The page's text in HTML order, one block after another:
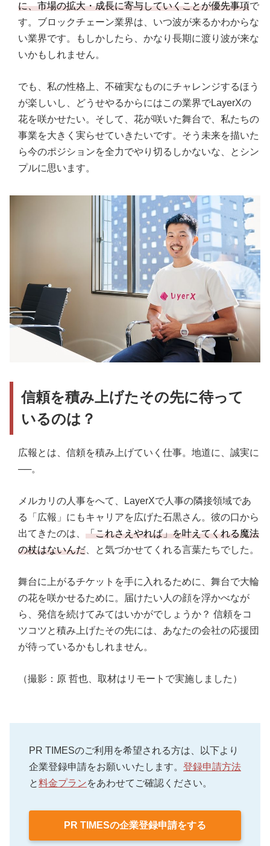
に、市場の拡大・成長に寄与していくことが優先事項で
す。ブロックチェーン業界は、いつ波が来るかわからな
い業界です。もしかしたら、かなり長期に渡り波が来な
いかもしれません。
でも、私の性格上、不確実なものにチャレンジするほう
が楽しいし、どうせやるからにはこの業界でLayerXの
花を咲かせたい。そして、花が咲いた舞台で、私たちの
事業を大きく実らせていきたいです。そう未来を描いた
ら今のポジションを全力でやり切るしかないな、とシン
プルに思います。
信頼を積み上げたその先に待って
いるのは？
広報とは、信頼を積み上げていく仕事。地道に、誠実に
──。
メルカリの人事をへて、LayerXで人事の隣接領域であ
る「広報」にもキャリアを広げた石黒さん。彼の口から
出てきたのは、 「これさえやれば」を叶えてくれる魔法
の杖はないんだ 、と気づかせてくれる言葉たちでした。
舞台に上がるチケットを手に入れるために、舞台で大輪
の花を咲かせるために。届けたい人の顔を浮かべなが
ら、発信を続けてみてはいかがでしょうか？ 信頼をコ
ツコツと積み上げたその先には、あなたの会社の応援団
が待っているかもしれません。
（撮影：原 哲也、取材はリモートで実施しました）
PR TIMESのご利用を希望される方は、以下より
企業登録申請をお願いいたします。 登録申請方法
と料金プランをあわせてご確認ください。
PR TIMESの企業登録申請をする